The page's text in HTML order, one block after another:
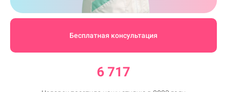
Бесплатная консультация
6 717